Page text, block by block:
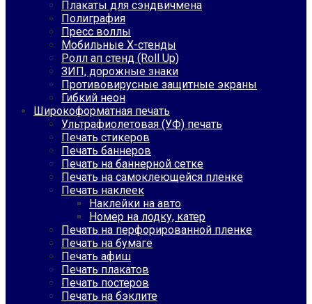
Плакаты для сэндвичмена
Полиграфия
Пресс воллы
Мобильные Х-стенды
Ролл ап стенд (Roll Up)
ЗИП, дорожные знаки
Противовирусные защитные экраны
Гибкий неон
Широкоформатная печать
Ультрафиолетовая (УФ) печать
Печать стикеров
Печать баннеров
Печать на баннерной сетке
Печать на самоклеющейся пленке
Печать наклеек
Наклейки на авто
Номер на лодку, катер
Печать на перфорированной пленке
Печать на бумаге
Печать афиш
Печать плакатов
Печать постеров
Печать на бэклите